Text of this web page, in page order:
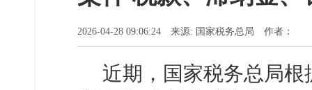
2026-04-28 09:06:24 来源: 国家税务总局 作者：
近期，国家税务总局